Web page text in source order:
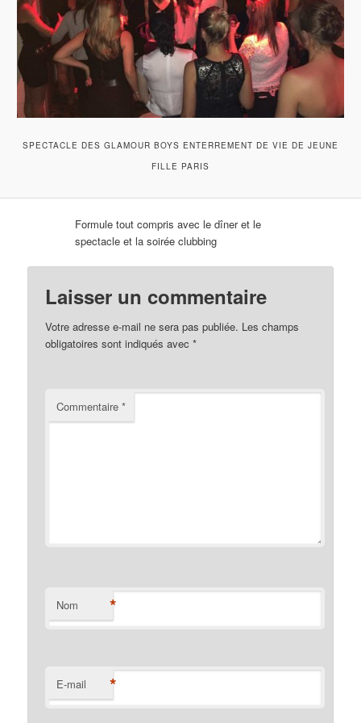
SPECTACLE DES GLAMOUR BOYS ENTERREMENT DE VIE DE JEUNE
FILLE PARIS
Formule tout compris avec le dîner et le
spectacle et la soirée clubbing
Laisser un commentaire
Votre adresse e-mail ne sera pas publiée. Les champs
obligatoires sont indiqués avec*
Commentaire*
Nom *
E-mail *